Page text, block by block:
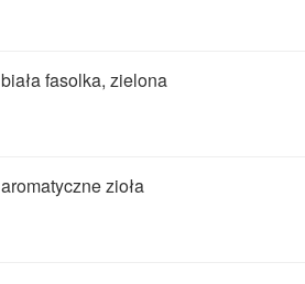
biała fasolka, zielona
aromatyczne zioła